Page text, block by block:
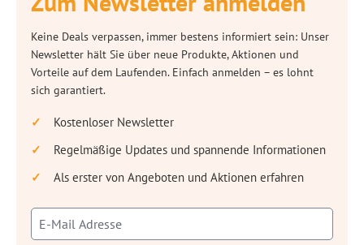
Keine Deals verpassen, immer bestens informiert sein: Unser
Newsletter hält Sie über neue Produkte, Aktionen und
Vorteile auf dem Laufenden. Einfach anmelden – es lohnt
sich garantiert.
Kostenloser Newsletter
Regelmäßige Updates und spannende Informationen
Als erster von Angeboten und Aktionen erfahren